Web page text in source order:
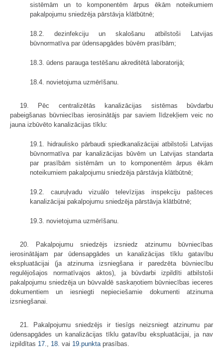
sistēmām un to komponentēm ārpus ēkām noteikumiem
pakalpojumu sniedzēja pārstāvja klātbūtnē;
18.2. dezinfekciju un skalošanu atbilstoši Latvijas
būvnormatīva par ūdensapgādes būvēm prasībām;
18.3. ūdens parauga testēšanu akreditētā laboratorijā;
18.4. novietojuma uzmērīšanu.
19. Pēc centralizētās kanalizācijas sistēmas būvdarbu
pabeigšanas būvniecības ierosinātājs par saviem līdzekļiem veic no
jauna izbūvēto kanalizācijas tīklu:
19.1. hidraulisko pārbaudi spiedkanalizācijai atbilstoši Latvijas
būvnormatīva par kanalizācijas būvēm un Latvijas standarta
par prasībām sistēmām un to komponentēm ārpus ēkām
noteikumiem pakalpojumu sniedzēja pārstāvja klātbūtnē;
19.2. cauruļvadu vizuālo televīzijas inspekciju pašteces
kanalizācijai pakalpojumu sniedzēja pārstāvja klātbūtnē;
19.3. novietojuma uzmērīšanu.
20. Pakalpojumu sniedzējs izsniedz atzinumu būvniecības
ierosinātājam par ūdensapgādes un kanalizācijas tīklu gatavību
ekspluatācijai (ja atzinuma izsniegšana ir paredzēta būvniecību
regulējošajos normatīvajos aktos), ja būvdarbi izpildīti atbilstoši
pakalpojumu sniedzēja un būvvaldē saskaņotiem būvniecības ieceres
dokumentiem un iesniegti nepieciešamie dokumenti atzinuma
izsniegšanai.
21. Pakalpojumu sniedzējs ir tiesīgs neizsniegt atzinumu par
ūdensapgādes un kanalizācijas tīklu gatavību ekspluatācijai, ja nav
izpildītas 17., 18. vai 19.punktaprasības.